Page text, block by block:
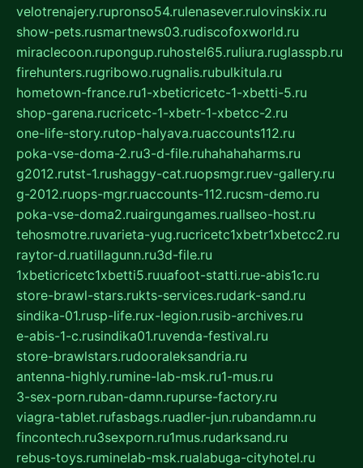
velotrenajery.rupronso54.rulenasever.rulovinskix.ru
show-pets.rusmartnews03.rudiscofoxworld.ru
miraclecoon.rupongup.ruhostel65.ruliura.ruglasspb.ru
firehunters.rugribowo.rugnalis.rubulkitula.ru
hometown-france.ru1-xbeticricetc-1-xbetti-5.ru
shop-garena.rucricetc-1-xbetr-1-xbetcc-2.ru
one-life-story.rutop-halyava.ruaccounts112.ru
poka-vse-doma-2.ru3-d-file.ruhahahaharms.ru
g2012.rutst-1.rushaggy-cat.ruopsmgr.ruev-gallery.ru
g-2012.ruops-mgr.ruaccounts-112.rucsm-demo.ru
poka-vse-doma2.ruairgungames.ruallseo-host.ru
tehosmotre.ruvarieta-yug.rucricetc1xbetr1xbetcc2.ru
raytor-d.ruatillagunn.ru3d-file.ru
1xbeticricetc1xbetti5.ruuafoot-statti.rue-abis1c.ru
store-brawl-stars.rukts-services.rudark-sand.ru
sindika-01.rusp-life.rux-legion.rusib-archives.ru
e-abis-1-c.rusindika01.ruvenda-festival.ru
store-brawlstars.rudooraleksandria.ru
antenna-highly.rumine-lab-msk.ru1-mus.ru
3-sex-porn.ruban-damn.rupurse-factory.ru
viagra-tablet.rufasbags.ruadler-jun.rubandamn.ru
fincontech.ru3sexporn.ru1mus.rudarksand.ru
rebus-toys.ruminelab-msk.rualabuga-cityhotel.ru